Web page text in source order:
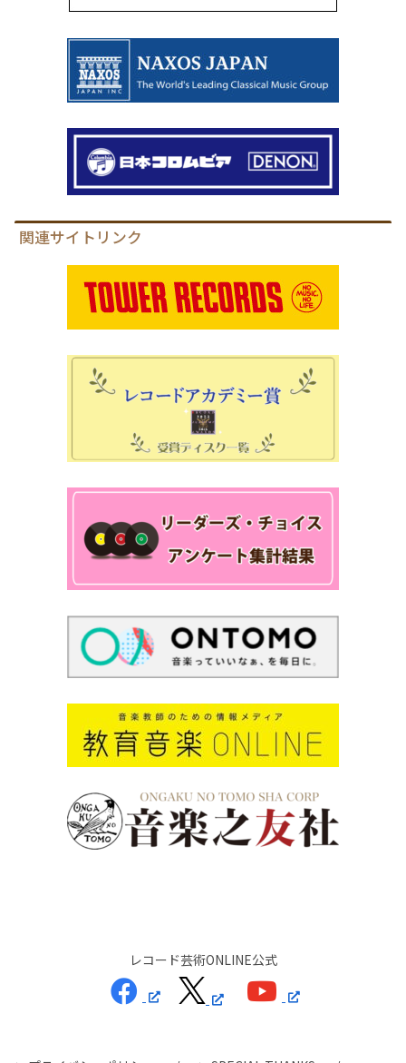
関連サイトリンク
レコード芸術ONLINE公式